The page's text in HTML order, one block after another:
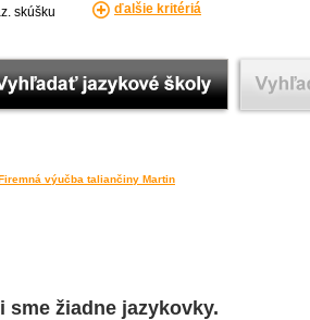
skúšku ďalšie kritériá
výučba taliančiny Martin
sme žiadne jazykovky.